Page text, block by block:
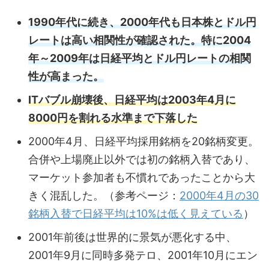
1990年代に続き、2000年代も日本株とドル円
レートは高い相関性が確認された。特に2004
年～2009年は日経平均とドル円レートの相関
性が高まった。
ITバブル崩壊後、日経平均は2003年4月に
8000円を割れる水準まで下落した
2000年4月、日経平均採用銘柄を20銘柄変更。
合併や上場廃止以外では初の銘柄入替であり、
マーケット参加者も不慣れであったことから大
きく混乱した。（参考ページ： 2000年4月の30
銘柄入替で日経平均は10%は低く見えている ）
2001年前後は世界的に景気が悪化する中、
2001年9月に同時多発テロ、2001年10月にエン